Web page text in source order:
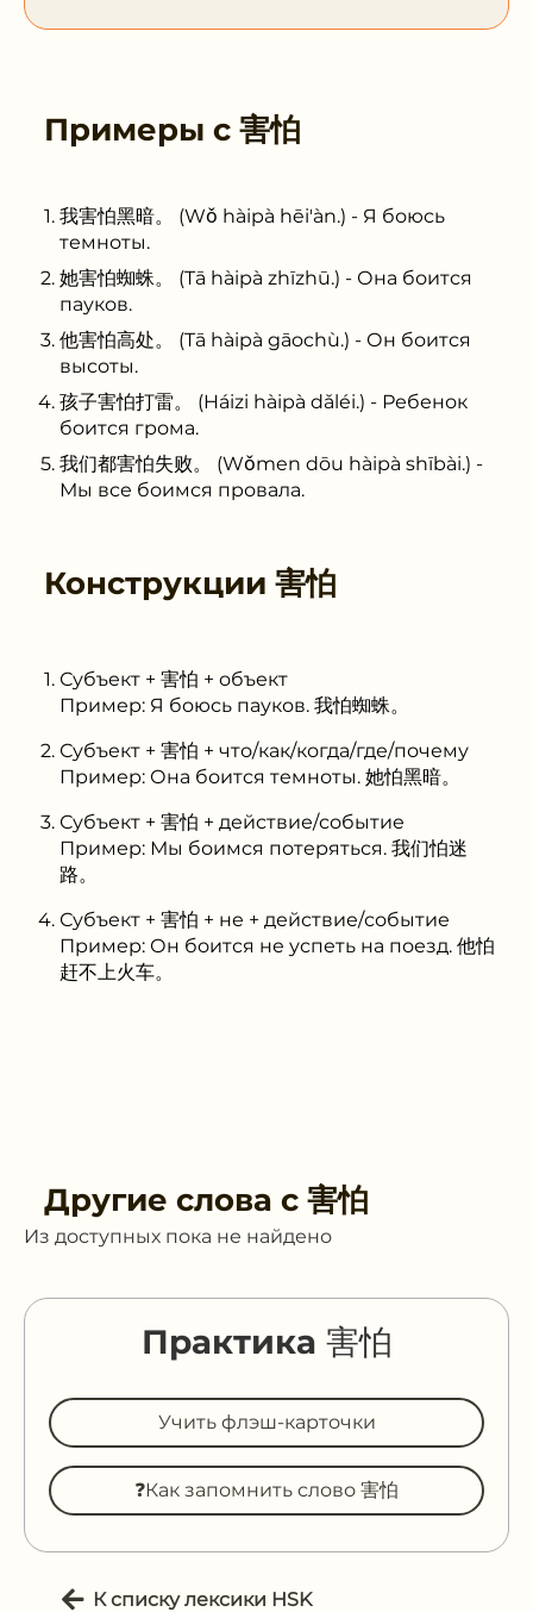
Примеры с 害怕
我害怕黑暗。 (Wǒ hàipà hēi'àn.) - Я боюсь
темноты.
她害怕蜘蛛。 (Tā hàipà zhīzhū.) - Она боится
пауков.
他害怕高处。 (Tā hàipà gāochù.) - Он боится
высоты.
孩子害怕打雷。 (Háizi hàipà dǎléi.) - Ребенок
боится грома.
我们都害怕失败。 (Wǒmen dōu hàipà shībài.) -
Мы все боимся провала.
Конструкции 害怕
Субъект + 害怕 + объект
Пример: Я боюсь пауков. 我怕蜘蛛。
Субъект + 害怕 + что/как/когда/где/почему
Пример: Она боится темноты. 她怕黑暗。
Субъект + 害怕 + действие/событие
Пример: Мы боимся потеряться. 我们怕迷
路。
Субъект + 害怕 + не + действие/событие
Пример: Он боится не успеть на поезд. 他怕
赶不上火车。
Другие слова с 害怕
Из доступных пока не найдено
Практика 害怕
Учить флэш-карточки
❓Как запомнить слово 害怕
К списку лексики HSK